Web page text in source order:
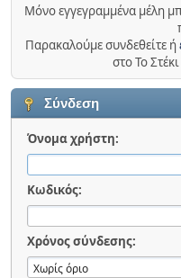
Μόνο εγγεγραμμένα μέλη
Παρακαλούμε συνδεθείτε ή
στο Το
Σύνδεση
Όνομα χρήστη:
Κωδικός:
Χρόνος σύνδεσης: